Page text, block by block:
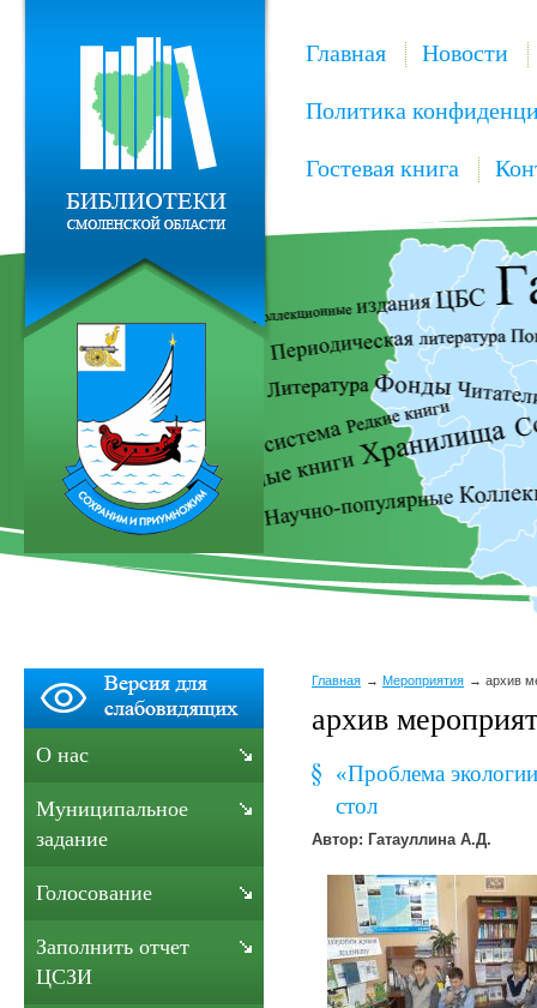
Главная Новости
Политика
Гостевая книга
Главная Мероприятия архив
архив
«Проблема
стол
Автор: Гатауллина А.Д.
О нас
Муниципальное
задание
Голосование
Заполнить отчет
ЦСЗИ